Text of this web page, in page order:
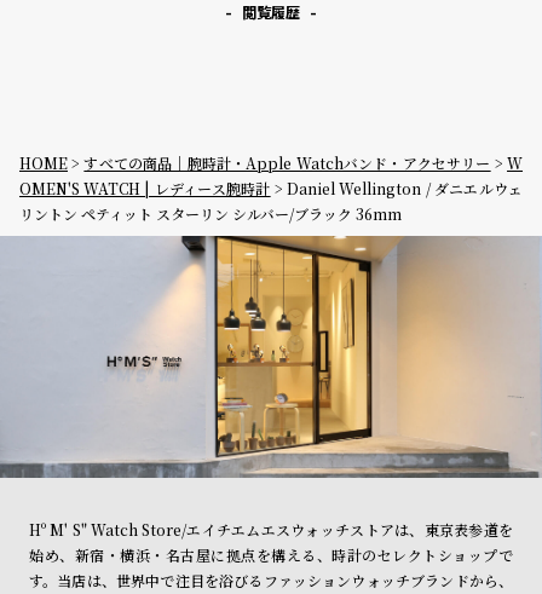
閲覧履歴
HOME すべての商品｜腕時計・Apple Watchバンド・アクセサリー
W
OMEN'S WATCH | レディース腕時計
Daniel Wellington / ダニエルウェ
リントン ペティット スターリン シルバー/ブラック 36mm
Hº M' S" Watch Store/エイチエムエスウォッチストアは、東京表参道を
始め、新宿・横浜・名古屋に拠点を構える、時計のセレクトショップで
す。当店は、世界中で注目を浴びるファッションウォッチブランドから、